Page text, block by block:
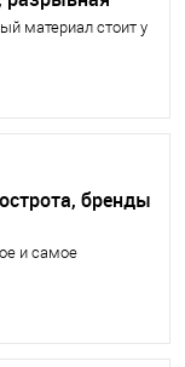
материал стоит у
бренды
и самое